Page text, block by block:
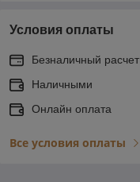
Условия оплаты
Безналичный расчет
Наличными
Онлайн оплата
Все условия оплаты